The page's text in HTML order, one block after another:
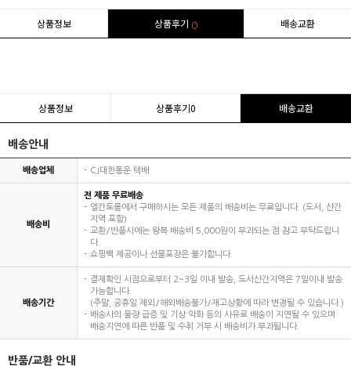
상품정보 상품후기 0 배송교환
상품정보 상품후기0 배송교환
배송안내
배송업체 CJ대한통운 택배
배송비
전 제품 무료배송
엘칸토몰에서 구매하시는 모든 제품의 배송비는 무료입니다. (도서, 산간
지역 포함)
교환/반품시에는 왕복 배송비 5,000원이 부과되는 점 참고 부탁드립니
다.
쇼핑백 제공이나 선물포장은 불가합니다.
배송기간
결제확인 시점으로부터 2~3일 이내 발송, 도서산간지역은 7일이내 발송
가능합니다.
(주말, 공휴일 제외/해외배송불가/재고상황에 따라 변경될 수 있습니다.)
배송사의 물량 급증 및 기상 악화 등의 사유로 배송이 지연될 수 있으며
배송지연에 따른 반품 및 수취 거부 시 배송비가 부과됩니다.
반품/교환 안내